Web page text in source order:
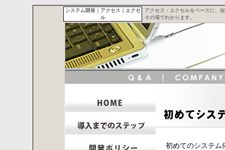
システム開発｜アクセス｜エクセ
ル
アクセス・エクセルをベースに、
その場でわかります。
初めてのシステム